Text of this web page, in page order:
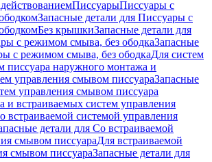
ПиссуарыПиссуары с
Запасные детали для Писсуары с
Без крышкиЗапасные детали для
с режимом смыва, без ободкаЗапасные
с режимом смыва, без ободкаДля систем
писсуара наружного монтажа и
управления смывом писсуараЗапасные
управления смывом писсуара
и встраиваемых систем управления
встраиваемой системой управления
детали для Со встраиваемой
смывом писсуараДля встраиваемой
смывом писсуараЗапасные детали для